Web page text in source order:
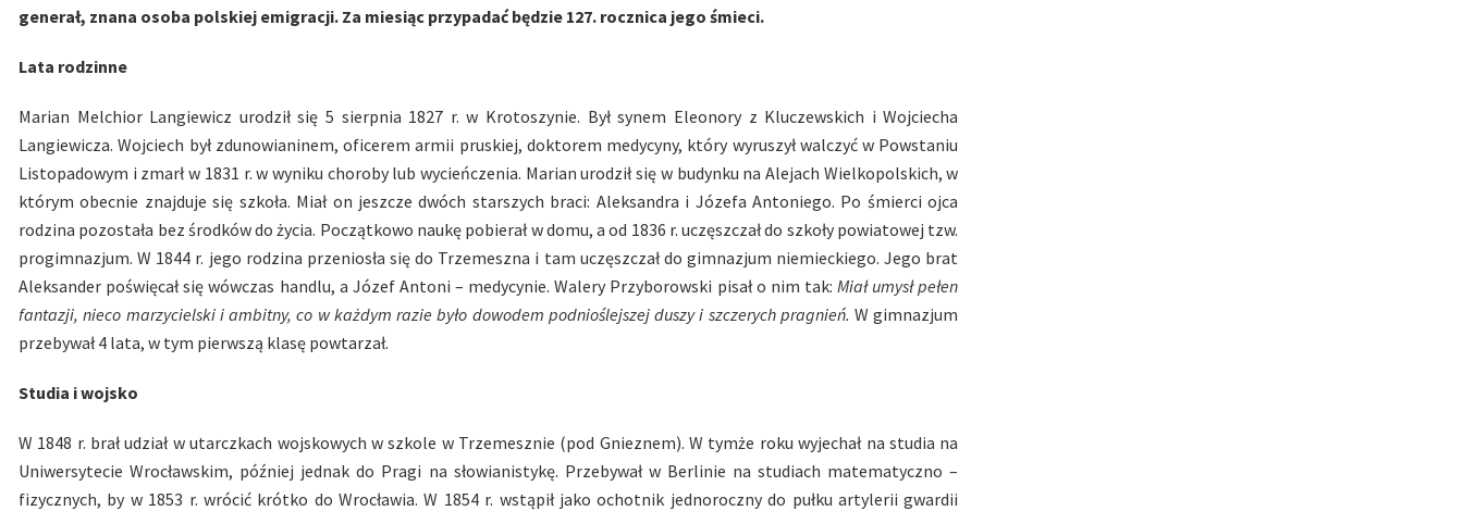
generał, znana osoba polskiej emigracji. Za miesiąc przypadać będzie 127. rocznica jego śmieci.
Lata rodzinne
Marian Melchior Langiewicz urodził się 5 sierpnia 1827 r. w Krotoszynie. Był synem Eleonory z Kluczewskich i Wojciecha
Langiewicza. Wojciech był zdunowianinem, oficerem armii pruskiej, doktorem medycyny, który wyruszył walczyć w Powstaniu
Listopadowym i zmarł w 1831 r. w wyniku choroby lub wycieńczenia. Marian urodził się w budynku na Alejach Wielkopolskich, w
którym obecnie znajduje się szkoła. Miał on jeszcze dwóch starszych braci: Aleksandra i Józefa Antoniego. Po śmierci ojca
rodzina pozostała bez środków do życia. Początkowo naukę pobierał w domu, a od 1836 r. uczęszczał do szkoły powiatowej tzw.
progimnazjum. W 1844 r. jego rodzina przeniosła się do Trzemeszna i tam uczęszczał do gimnazjum niemieckiego. Jego brat
Aleksander poświęcał się wówczas handlu, a Józef Antoni – medycynie. Walery Przyborowski pisał o nim tak:Miał umysł pełen
fantazji, nieco marzycielski i ambitny, co w każdym razie było dowodem podnioślejszej duszy i szczerych pragnień. W gimnazjum
przebywał 4 lata, w tym pierwszą klasę powtarzał.
Studia i wojsko
W 1848 r. brał udział w utarczkach wojskowych w szkole w Trzemesznie (pod Gnieznem). W tymże roku wyjechał na studia na
Uniwersytecie Wrocławskim, później jednak do Pragi na słowianistykę. Przebywał w Berlinie na studiach matematyczno –
fizycznych, by w 1853 r. wrócić krótko do Wrocławia. W 1854 r. wstąpił jako ochotnik jednoroczny do pułku artylerii gwardii